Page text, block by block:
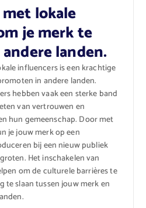
lokale
je merk te
landen.
influencers is een krachtige
in andere landen.
hebben vaak een sterke band
van vertrouwen en
hun gemeenschap. Door met
je jouw merk op een
bij een nieuw publiek
Het inschakelen van
om de culturele barrières te
te slaan tussen jouw merk en